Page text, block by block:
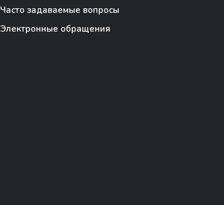
Часто задаваемые вопросы
Электронные обращения